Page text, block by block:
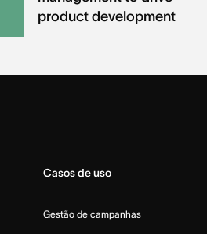
product development
Casos de uso
Gestão de campanhas